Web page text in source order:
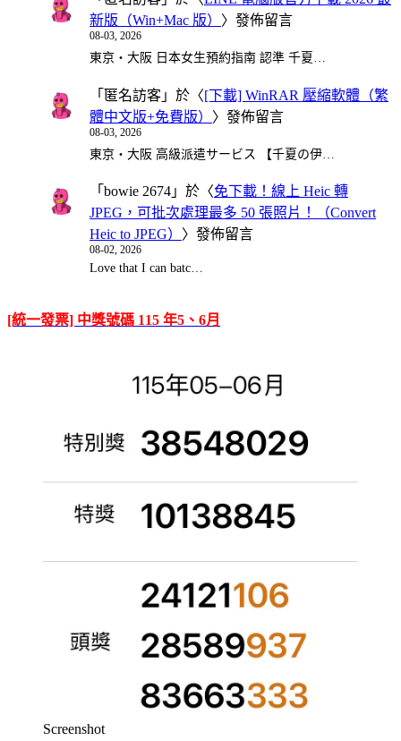
新版（Win+Mac 版） 〉發佈留言
08-03, 2026
東京・大阪 日本女生預約指南 認準 千夏…
「 匿名訪客 」於〈[下載] WinRAR 壓縮軟體（繁
體中文版+免費版） 〉發佈留言
08-03, 2026
東京・大阪 高級派遣サービス 【千夏の伊…
「 bowie 2674 」於〈免下載！線上 Heic 轉
JPEG，可批次處理最多 50 張照片！（Convert
Heic to JPEG） 〉發佈留言
08-02, 2026
Love that I can batc…
[統一發票] 中獎號碼 115 年5、6月
Screenshot